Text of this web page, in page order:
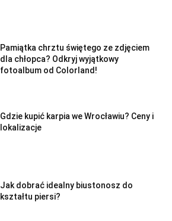
Pamiątka chrztu świętego ze zdjęciem
dla chłopca? Odkryj wyjątkowy
fotoalbum od Colorland!
Gdzie kupić karpia we Wrocławiu? Ceny i
lokalizacje
Jak dobrać idealny biustonosz do
kształtu piersi?